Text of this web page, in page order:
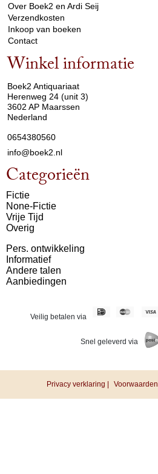
Over Boek2 en Ardi Seij
Verzendkosten
Inkoop van boeken
Contact
Winkel informatie
Boek2 Antiquariaat
Herenweg 24 (unit 3)
3602 AP Maarssen
Nederland
0654380560
info@boek2.nl
Categorieën
Fictie
None-Fictie
Vrije Tijd
Overig
Pers. ontwikkeling
Informatief
Andere talen
Aanbiedingen
Veilig betalen via
Snel geleverd via
Privacy verklaring | Voorwaarden |